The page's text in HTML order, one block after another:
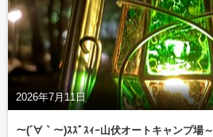
2026年7月11日
～(´∀｀～)ｽｽﾞｽｨｰ山伏オートキャンプ場～